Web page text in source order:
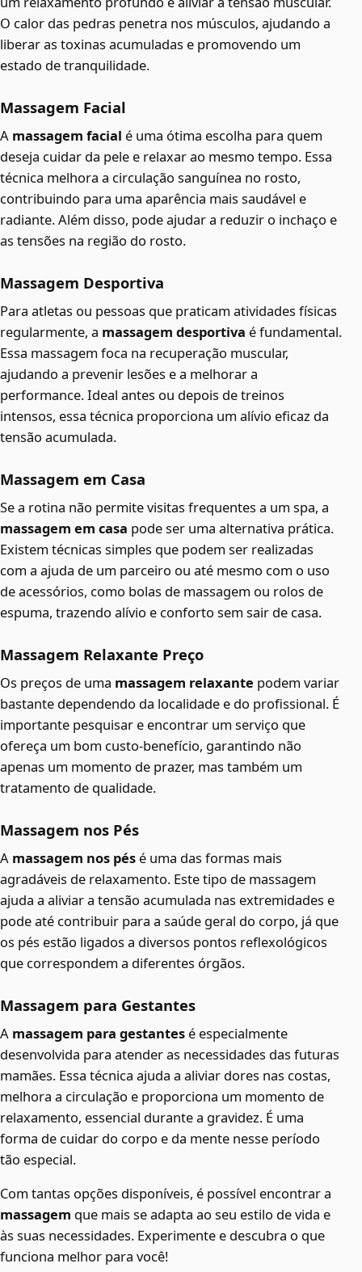
O calor das pedras penetra nos músculos, ajudando a
liberar as toxinas acumuladas e promovendo um
estado de tranquilidade.
Massagem Facial
A massagem facial é uma ótima escolha para quem
deseja cuidar da pele e relaxar ao mesmo tempo. Essa
técnica melhora a circulação sanguínea no rosto,
contribuindo para uma aparência mais saudável e
radiante. Além disso, pode ajudar a reduzir o inchaço e
as tensões na região do rosto.
Massagem Desportiva
Para atletas ou pessoas que praticam atividades físicas
regularmente, a massagem desportiva é fundamental.
Essa massagem foca na recuperação muscular,
ajudando a prevenir lesões e a melhorar a
performance. Ideal antes ou depois de treinos
intensos, essa técnica proporciona um alívio eficaz da
tensão acumulada.
Massagem em Casa
Se a rotina não permite visitas frequentes a um spa, a
massagem em casa pode ser uma alternativa prática.
Existem técnicas simples que podem ser realizadas
com a ajuda de um parceiro ou até mesmo com o uso
de acessórios, como bolas de massagem ou rolos de
espuma, trazendo alívio e conforto sem sair de casa.
Massagem Relaxante Preço
Os preços de uma massagem relaxante podem variar
bastante dependendo da localidade e do profissional. É
importante pesquisar e encontrar um serviço que
ofereça um bom custo-benefício, garantindo não
apenas um momento de prazer, mas também um
tratamento de qualidade.
Massagem nos Pés
A massagem nos pés é uma das formas mais
agradáveis de relaxamento. Este tipo de massagem
ajuda a aliviar a tensão acumulada nas extremidades e
pode até contribuir para a saúde geral do corpo, já que
os pés estão ligados a diversos pontos reflexológicos
que correspondem a diferentes órgãos.
Massagem para Gestantes
A massagem para gestantes é especialmente
desenvolvida para atender as necessidades das futuras
mamães. Essa técnica ajuda a aliviar dores nas costas,
melhora a circulação e proporciona um momento de
relaxamento, essencial durante a gravidez. É uma
forma de cuidar do corpo e da mente nesse período
tão especial.
Com tantas opções disponíveis, é possível encontrar a
massagem que mais se adapta ao seu estilo de vida e
às suas necessidades. Experimente e descubra o que
funciona melhor para você!